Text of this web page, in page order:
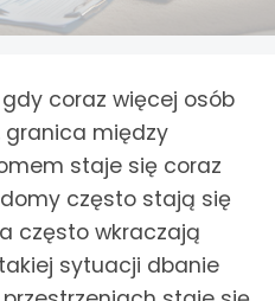
coraz więcej osób
granica między
staje się coraz
domy często stają się
często wkraczają
sytuacji dbanie